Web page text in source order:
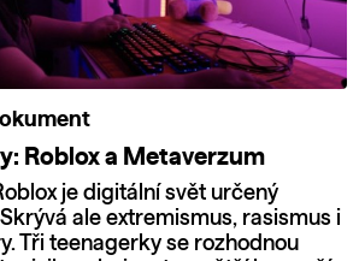
Roblox a Metaverzum
je digitální svět určený
ale extremismus, rasismus i
Tři teenagerky se rozhodnou